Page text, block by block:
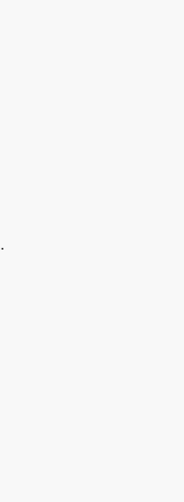
.